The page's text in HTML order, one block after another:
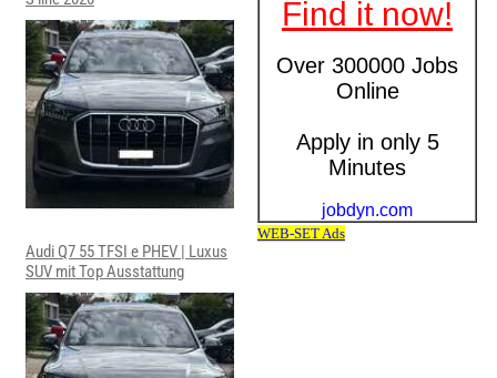
Audi Q7 55 TFSI e PHEV | Luxus
SUV mit Top Ausstattung